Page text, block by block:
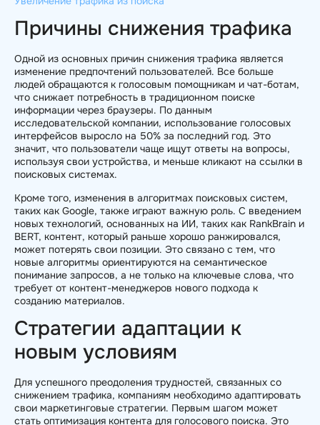
Причины снижения трафика
Одной из основных причин снижения трафика является
изменение предпочтений пользователей. Все больше
людей обращаются к голосовым помощникам и чат-ботам,
что снижает потребность в традиционном поиске
информации через браузеры. По данным
исследовательской компании, использование голосовых
интерфейсов выросло на 50% за последний год. Это
значит, что пользователи чаще ищут ответы на вопросы,
используя свои устройства, и меньше кликают на ссылки в
поисковых системах.
Кроме того, изменения в алгоритмах поисковых систем,
таких как Google, также играют важную роль. С введением
новых технологий, основанных на ИИ, таких как RankBrain и
BERT, контент, который раньше хорошо ранжировался,
может потерять свои позиции. Это связано с тем, что
новые алгоритмы ориентируются на семантическое
понимание запросов, а не только на ключевые слова, что
требует от контент-менеджеров нового подхода к
созданию материалов.
Стратегии адаптации к
новым условиям
Для успешного преодоления трудностей, связанных со
снижением трафика, компаниям необходимо адаптировать
свои маркетинговые стратегии. Первым шагом может
стать оптимизация контента для голосового поиска. Это